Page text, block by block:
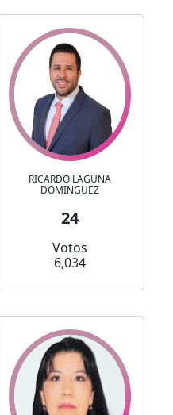
RICARDO LAGUNA
DOMINGUEZ
24
Votos
6,034